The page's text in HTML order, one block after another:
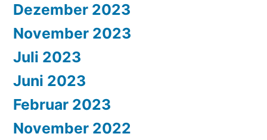
Dezember 2023
November 2023
Juli 2023
Juni 2023
Februar 2023
November 2022